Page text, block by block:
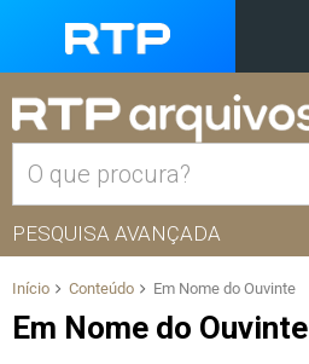
PESQUISA AVANÇADA
Início Conteúdo Em Nome do Ouvinte
Em Nome do Ouvinte